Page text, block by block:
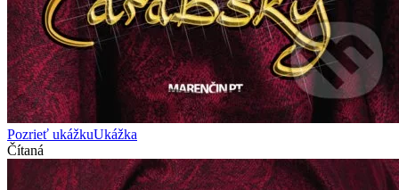
Pozrieť ukážkuUkážka
Čítaná